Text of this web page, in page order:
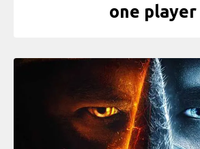
one player